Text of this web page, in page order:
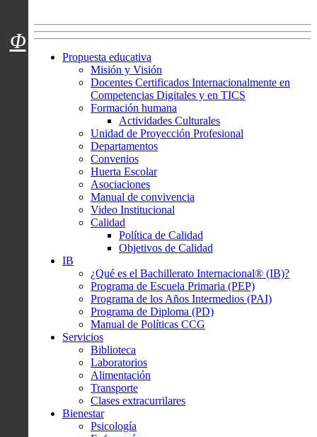
Menú usuarios
Propuesta educativa
Misión y Visión
Docentes Certificados Internacionalmente en
Competencias Digitales y en TICS
Formación humana
Actividades Culturales
Unidad de Proyección Profesional
Departamentos
Convenios
Huerta Escolar
Asociaciones
Manual de convivencia
Video Institucional
Calidad
Política de Calidad
Objetivos de Calidad
IB
¿Qué es el Bachillerato Internacional® (IB)?
Programa de Escuela Primaria (PEP)
Programa de los Años Intermedios (PAI)
Programa de Diploma (PD)
Manual de Políticas CCG
Servicios
Biblioteca
Laboratorios
Alimentación
Transporte
Clases extracurrilares
Bienestar
Psicología
Φ